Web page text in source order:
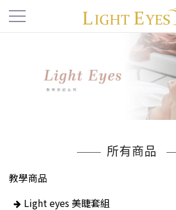
所有商品
教學商品
Light eyes 美睫套組